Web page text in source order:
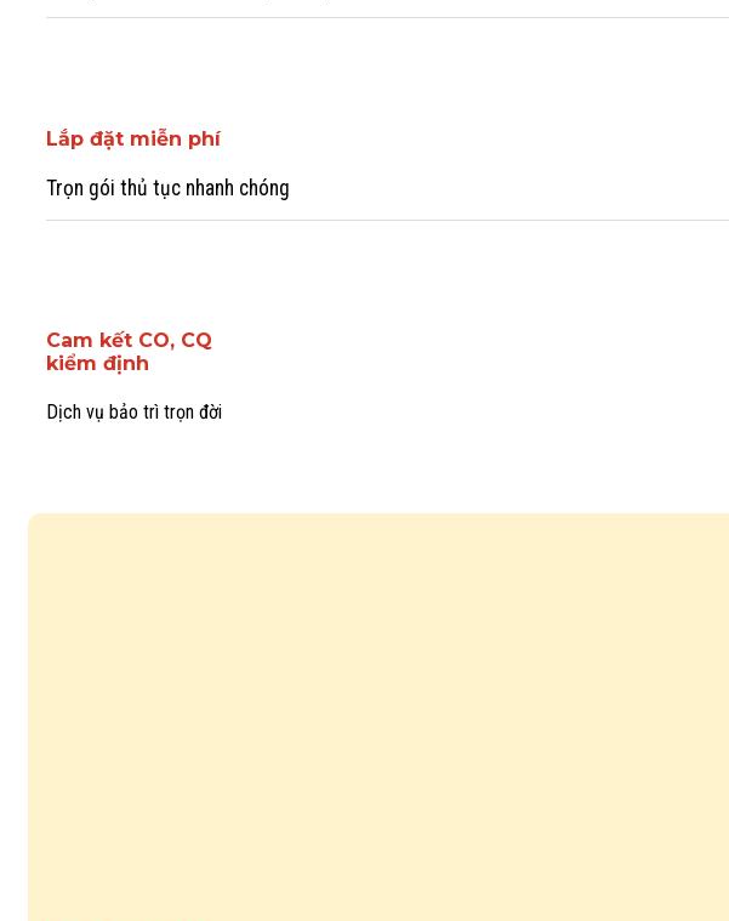
Lắp đặt miễn phí
Trọn gói thủ tục nhanh chóng
Cam kết CO, CQ
kiểm định
Dịch vụ bảo trì trọn đời